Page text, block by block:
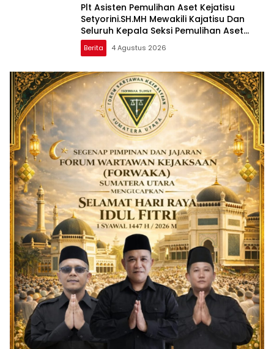
Plt Asisten Pemulihan Aset Kejatisu
Setyorini.SH.MH Mewakili Kajatisu Dan
Seluruh Kepala Seksi Pemulihan Aset
Kejari Se Sumut Mengikuti FGD Bersama
Kepala Pemulihan Aset Kejagung RI
Berita 4 Agustus 2026